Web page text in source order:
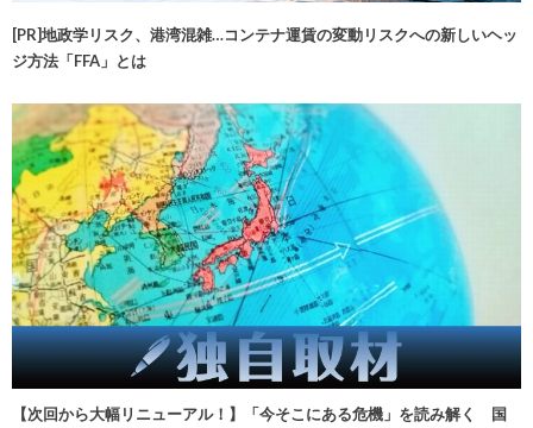
[PR]地政学リスク、港湾混雑…コンテナ運賃の変動リスクへの新しいヘッ
ジ方法「FFA」とは
【次回から大幅リニューアル！】「今そこにある危機」を読み解く 国